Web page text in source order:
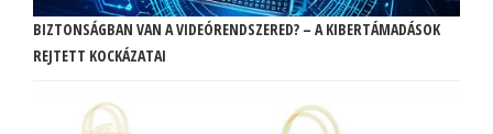
BIZTONSÁGBAN VAN A VIDEÓRENDSZERED? – A KIBERTÁMADÁSOK
REJTETT KOCKÁZATAI